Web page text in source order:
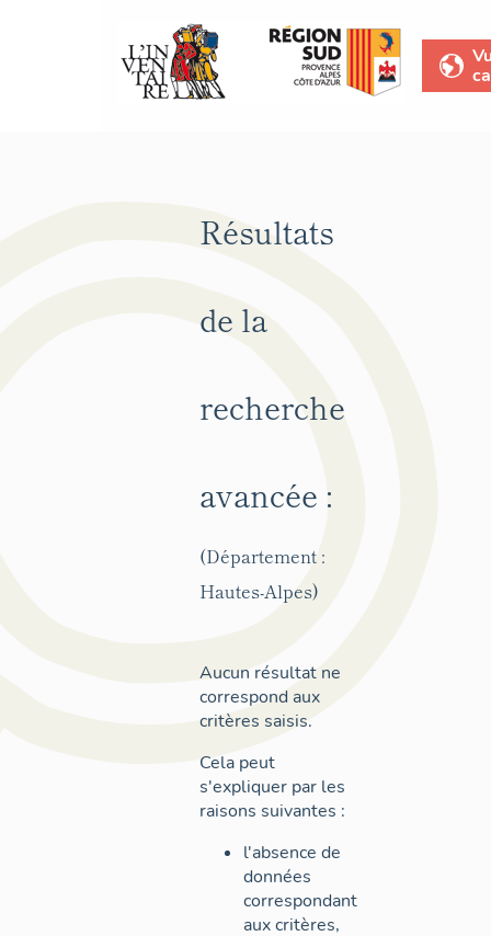
Résultats
de la
recherche
avancée :
(Département :
Hautes-Alpes)
Aucun résultat ne
correspond aux
critères saisis.
Cela peut
s'expliquer par les
raisons suivantes :
l'absence de
données
correspondant
aux critères,